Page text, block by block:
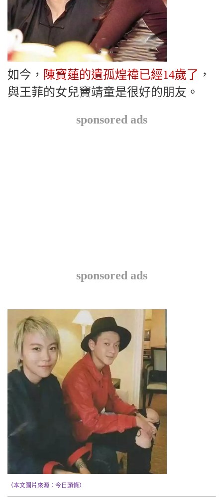
如今， 陳寶蓮的遺孤煌禕已經14歲了 ，
與王菲的女兒竇靖童是很好的朋友。
sponsored ads
sponsored ads
（本文圖片來源：今日頭條）